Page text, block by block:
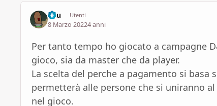
Bau Utenti
8 Marzo 20224 anni
Per tanto tempo ho giocato a campagne
gioco, sia da master che da player.
La scelta del perche a pagamento si
permetterà alle persone che si uniranno
nel gioco.